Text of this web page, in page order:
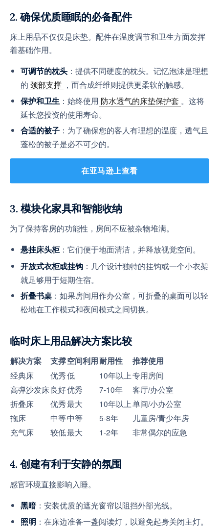
2. 确保优质睡眠的必备配件
床上用品不仅仅是床垫。配件在温度调节和卫生方面发挥
着基础作用。
可调节的枕头 ：提供不同硬度的枕头。记忆泡沫是理想
的 颈部支撑 ，而合成纤维则提供更柔软的触感。
保护和卫生 ：始终使用 防水透气的床垫保护套 。这将
延长您投资的使用寿命。
合适的被子 ：为了确保您的客人有理想的温度，透气且
蓬松的被子是必不可少的。
在亚马逊上查看
3. 模块化家具和智能收纳
为了保持客房的功能性，房间不应被杂物堆满。
悬挂床头柜：它们便于地面清洁，并释放视觉空间。
开放式衣柜或挂钩 ：几个设计独特的挂钩或一个小衣架
就足够用于短期住宿。
折叠书桌 ：如果房间用作办公室，可折叠的桌面可以轻
松地在工作模式和夜间模式之间切换。
临时床上用品解决方案比较
解决方案 支撑空间利用耐用性
推荐使用
经典床
优秀低 10年以上专用房间
高弹沙发床良好优秀 7-10年
客厅/办公室
折叠床
优秀最大 10年以上单间/小办公室
拖床
中等中等 5-8年
儿童房/青少年房
充气床
较低最大 1-2年 非常偶尔的应急
4. 创建有利于安静的氛围
感官环境直接影响入睡。
黑暗 ：安装优质的遮光窗帘以阻挡外部光线。
照明 ：在床边准备一盏阅读灯，以避免起身关闭主灯。